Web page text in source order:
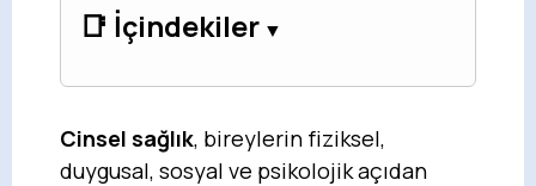
📑 İçindekiler
Cinsel sağlık, bireylerin fiziksel,
duygusal, sosyal ve psikolojik açıdan